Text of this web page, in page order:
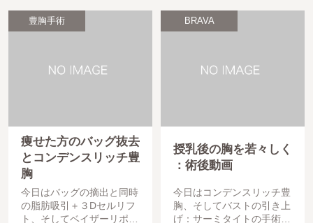
豊胸手術
痩せた方のバッグ抜去
とコンデンスリッチ豊
胸
今日はバッグの摘出と同時
の脂肪吸引＋３Dセルリフ
ト、そしてベイザーリポ（
BRAVA
授乳後の胸を若々しく
：術後動画
今日はコンデンスリッチ豊
胸、そしてバストの引き上
げ：サーミタイトの手術で